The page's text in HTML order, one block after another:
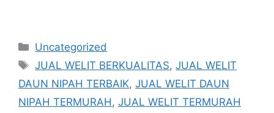
Kategori
Uncategorized
Tag
JUAL WELIT BERKUALITAS,JUAL WELIT
DAUN NIPAH TERBAIK, JUAL WELIT DAUN
NIPAH TERMURAH, JUAL WELIT TERMURAH